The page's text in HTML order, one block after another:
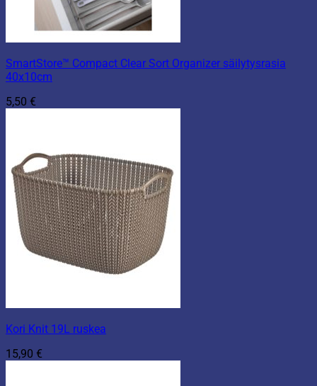
SmartStore™ Compact Clear Sort Organizer säilytysrasia
40x10cm
5,50 €
Kori Knit 19L ruskea
15,90 €